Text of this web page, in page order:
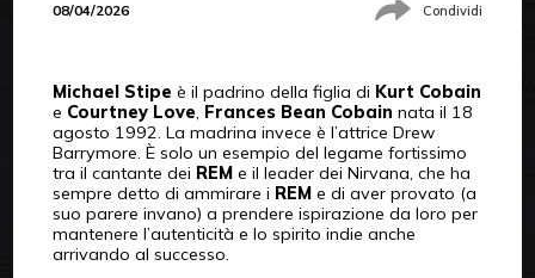
08/04/2026 Condividi
Michael Stipe è il padrino della figlia di Kurt Cobain
e Courtney Love, Frances Bean Cobain nata il 18
agosto 1992. La madrina invece è l’attrice Drew
Barrymore. È solo un esempio del legame fortissimo
tra il cantante dei REM e il leader dei Nirvana, che ha
sempre detto di ammirare i REM e di aver provato (a
suo parere invano) a prendere ispirazione da loro per
mantenere l’autenticità e lo spirito indie anche
arrivando al successo.